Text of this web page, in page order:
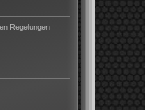
Regelungen